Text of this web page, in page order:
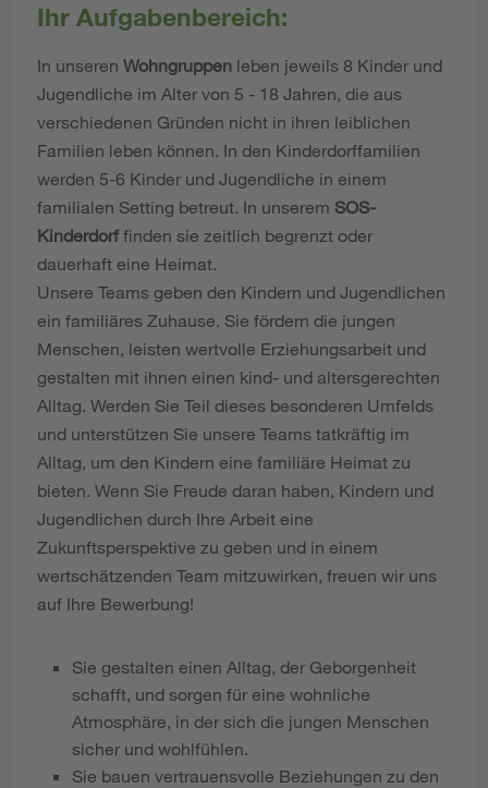
Ihr Aufgabenbereich:
In unseren Wohngruppen leben jeweils 8 Kinder und
Jugendliche im Alter von 5 - 18 Jahren, die aus
verschiedenen Gründen nicht in ihren leiblichen
Familien leben können. In den Kinderdorffamilien
werden 5-6 Kinder und Jugendliche in einem
familialen Setting betreut. In unserem SOS-
Kinderdorffinden sie zeitlich begrenzt oder
dauerhaft eine Heimat.
Unsere Teams geben den Kindern und Jugendlichen
ein familiäres Zuhause. Sie fördern die jungen
Menschen, leisten wertvolle Erziehungsarbeit und
gestalten mit ihnen einen kind- und altersgerechten
Alltag. Werden Sie Teil dieses besonderen Umfelds
und unterstützen Sie unsere Teams tatkräftig im
Alltag, um den Kindern eine familiäre Heimat zu
bieten. Wenn Sie Freude daran haben, Kindern und
Jugendlichen durch Ihre Arbeit eine
Zukunftsperspektive zu geben und in einem
wertschätzenden Team mitzuwirken, freuen wir uns
auf Ihre Bewerbung!
Sie gestalten einen Alltag, der Geborgenheit
schafft, und sorgen für eine wohnliche
Atmosphäre, in der sich die jungen Menschen
sicher und wohlfühlen.
Sie bauen vertrauensvolle Beziehungen zu den